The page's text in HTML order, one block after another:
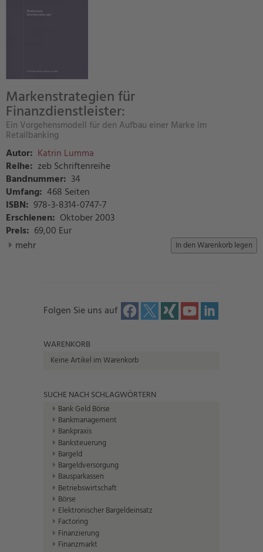
Markenstrategien für
Finanzdienstleister:
Ein Vorgehensmodell für den Aufbau einer Marke im
Retailbanking
Autor: Katrin Lumma
Reihe: zeb Schriftenreihe
Bandnummer: 34
Umfang: 468 Seiten
ISBN: 978-3-8314-0747-7
Erschienen: Oktober 2003
Preis: 69,00 Eur
mehr
Folgen Sie uns auf
WARENKORB
Keine Artikel im Warenkorb
SUCHE NACH SCHLAGWÖRTERN
Bank Geld Börse
Bankmanagement
Bankpraxis
Banksteuerung
Bargeld
Bargeldversorgung
Bausparkassen
Betriebswirtschaft
Börse
Elektronischer Bargeldeinsatz
Factoring
Finanzierung
Finanzmarkt